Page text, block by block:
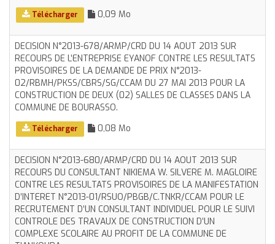
Télécharger 0,09 Mo
DECISION N°2013-678/ARMP/CRD DU 14 AOUT 2013 SUR
RECOURS DE L’ENTREPRISE EYANOF CONTRE LES RESULTATS
PROVISOIRES DE LA DEMANDE DE PRIX N°2013-
02/RBMH/PKSS/CBRS/SG/CCAM DU 27 MAI 2013 POUR LA
CONSTRUCTION DE DEUX (02) SALLES DE CLASSES DANS LA
COMMUNE DE BOURASSO.
Télécharger 0,08 Mo
DECISION N°2013-680/ARMP/CRD DU 14 AOUT 2013 SUR
RECOURS DU CONSULTANT NIKIEMA W. SILVERE M. MAGLOIRE
CONTRE LES RESULTATS PROVISOIRES DE LA MANIFESTATION
D’INTERET N°2013-01/RSUO/PBGB/C.TNKR/CCAM POUR LE
RECRUTEMENT D’UN CONSULTANT INDIVIDUEL POUR LE SUIVI
CONTROLE DES TRAVAUX DE CONSTRUCTION D’UN
COMPLEXE SCOLAIRE AU PROFIT DE LA COMMUNE DE